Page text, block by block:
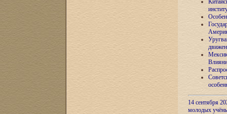
14 сентября
молодых